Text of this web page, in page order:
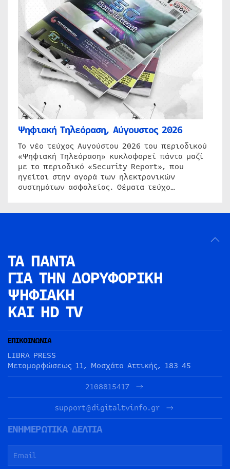
Ψηφιακή Τηλεόραση, Αύγουστος 2026
Το νέο τεύχος Αυγούστου 2026 του περιοδικού
«Ψηφιακή Τηλεόραση» κυκλοφορεί πάντα μαζί
με το περιοδικό «Security Report», που
ηγείται στην αγορά των ηλεκτρονικών
συστημάτων ασφαλείας. Θέματα τεύχο…
ΤΑ ΠΑΝΤΑ
ΓΙΑ ΤΗΝ ΔΟΡΥΦΟΡΙΚΗ
ΨΗΦΙΑΚΗ
ΚΑΙ HD TV
ΕΠΙΚΟΙΝΩΝΙΑ
LIBRA PRESS
Μεταμορφώσεως 11, Μοσχάτο Αττικής, 183 45
2108815417
support@digitaltvinfo.gr
ΕΝΗΜΕΡΩΤΙΚΑ ΔΕΛΤΙΑ